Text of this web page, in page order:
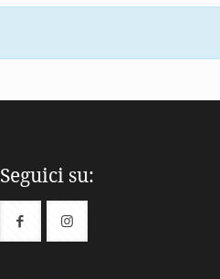
Seguici su: